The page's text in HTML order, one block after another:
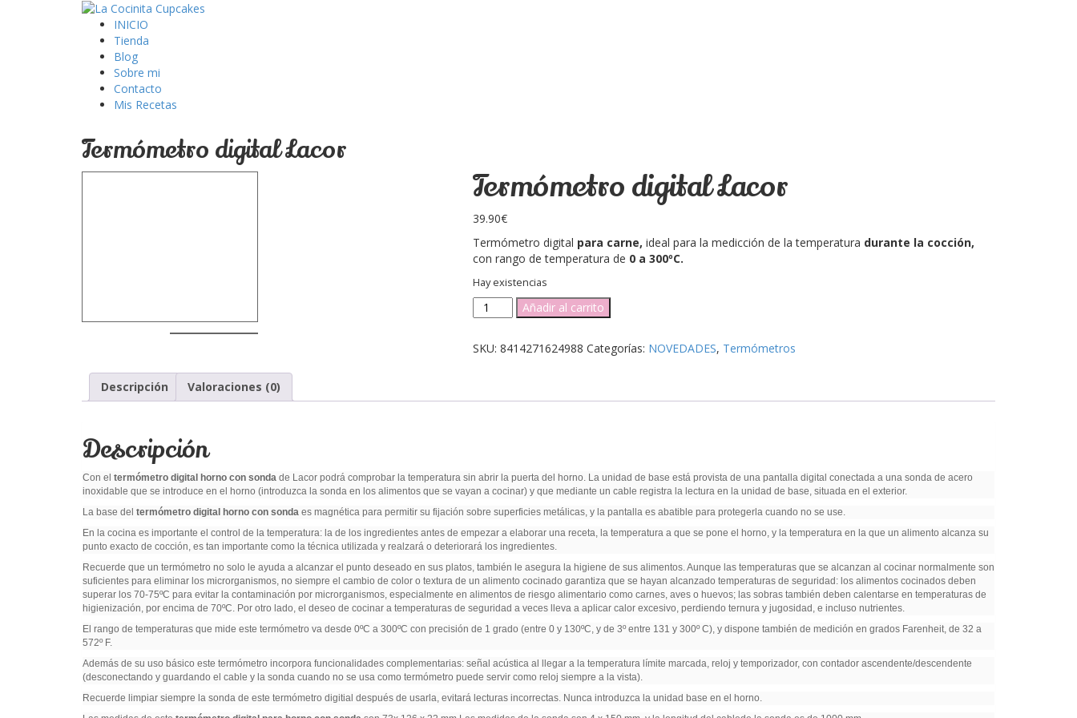
INICIO
Tienda
Blog
Sobre mi
Contacto
Mis Recetas
Termómetro digital Lacor
Termómetro digital Lacor
39.90€
Termómetro digital para carne, ideal para la medicción de la temperatura durante la cocción,
con rango de temperatura de 0 a 300ºC.
Hay existencias
Termómetro
digital
cantidad
Añadir al carrito
SKU: 8414271624988 Categorías: NOVEDADES, Termómetros
Descripción Valoraciones (0)
Descripción
Con el termómetro digital horno con sonda de Lacor podrá comprobar la temperatura sin abrir la puerta del horno. La unidad de base está provista de una pantalla digital conectada a una sonda de acero
inoxidable que se introduce en el horno (introduzca la sonda en los alimentos que se vayan a cocinar) y que mediante un cable registra la lectura en la unidad de base, situada en el exterior.
La base del termómetro digital horno con sonda es magnética para permitir su fijación sobre superficies metálicas, y la pantalla es abatible para protegerla cuando no se use.
En la cocina es importante el control de la temperatura: la de los ingredientes antes de empezar a elaborar una receta, la temperatura a que se pone el horno, y la temperatura en la que un alimento alcanza su
punto exacto de cocción, es tan importante como la técnica utilizada y realzará o deteriorará los ingredientes.
Recuerde que un termómetro no solo le ayuda a alcanzar el punto deseado en sus platos, también le asegura la higiene de sus alimentos. Aunque las temperaturas que se alcanzan al cocinar normalmente son
suficientes para eliminar los microrganismos, no siempre el cambio de color o textura de un alimento cocinado garantiza que se hayan alcanzado temperaturas de seguridad: los alimentos cocinados deben
superar los 70-75ºC para evitar la contaminación por microrganismos, especialmente en alimentos de riesgo alimentario como carnes, aves o huevos; las sobras también deben calentarse en temperaturas de
higienización, por encima de 70ºC. Por otro lado, el deseo de cocinar a temperaturas de seguridad a veces lleva a aplicar calor excesivo, perdiendo ternura y jugosidad, e incluso nutrientes.
El rango de temperaturas que mide este termómetro va desde 0ºC a 300ºC con precisión de 1 grado (entre 0 y 130ºC, y de 3º entre 131 y 300º C), y dispone también de medición en grados Farenheit, de 32 a
572º F.
Además de su uso básico este termómetro incorpora funcionalidades complementarias: señal acústica al llegar a la temperatura límite marcada, reloj y temporizador, con contador ascendente/descendente
(desconectando y guardando el cable y la sonda cuando no se usa como termómetro puede servir como reloj siempre a la vista).
Recuerde limpiar siempre la sonda de este termómetro digitial después de usarla, evitará lecturas incorrectas. Nunca introduzca la unidad base en el horno.